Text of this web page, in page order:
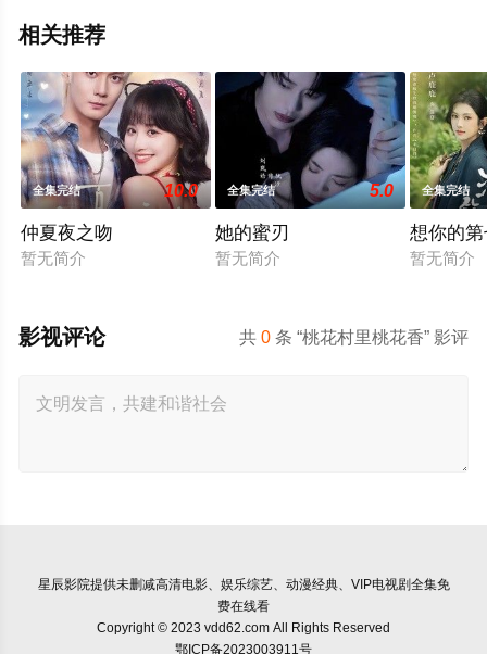
相关推荐
全集完结 10.0
仲夏夜之吻
暂无简介
全集完结 5.0
她的蜜刃
暂无简介
全集完结
想你的
暂无简介
共0 条 “桃花村里桃花香” 影评
影视评论
星辰影院提供未删减高清电影、娱乐综艺、动漫经典、VIP电视剧全集免
费在线看
Copyright © 2023 vdd62.com All Rights Reserved
鄂ICP备2023003911号